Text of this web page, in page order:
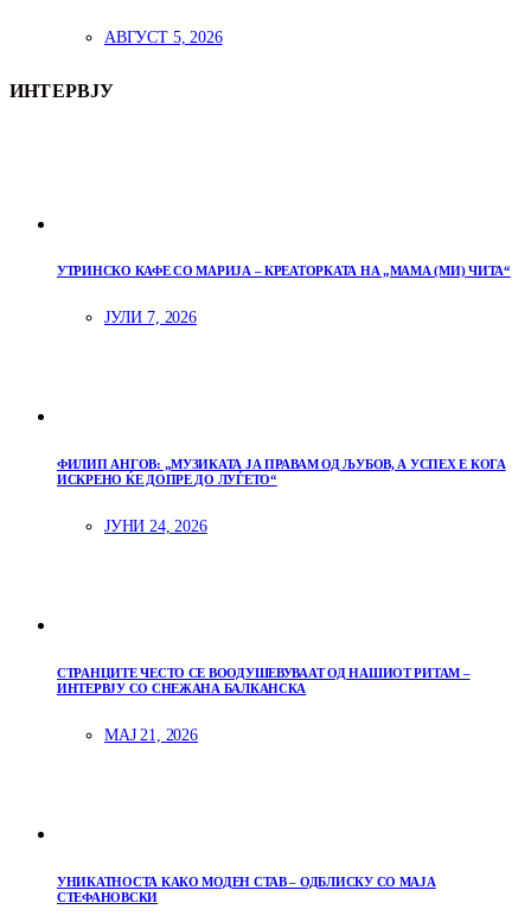
АВГУСТ 5, 2026
ИНТЕРВЈУ
УТРИНСКО КАФЕ СО МАРИЈА – КРЕАТОРКАТА НА „МАМА (МИ) ЧИТА“
ЈУЛИ 7, 2026
ФИЛИП АНГОВ: „МУЗИКАТА ЈА ПРАВАМ ОД ЉУБОВ, А УСПЕХ Е КОГА
ИСКРЕНО ЌЕ ДОПРЕ ДО ЛУЃЕТО“
ЈУНИ 24, 2026
СТРАНЦИТЕ ЧЕСТО СЕ ВООДУШЕВУВААТ ОД НАШИОТ РИТАМ –
ИНТЕРВЈУ СО СНЕЖАНА БАЛКАНСКА
МАЈ 21, 2026
УНИКАТНОСТА КАКО МОДЕН СТАВ – ОДБЛИСКУ СО МАЈА
СТЕФАНОВСКИ